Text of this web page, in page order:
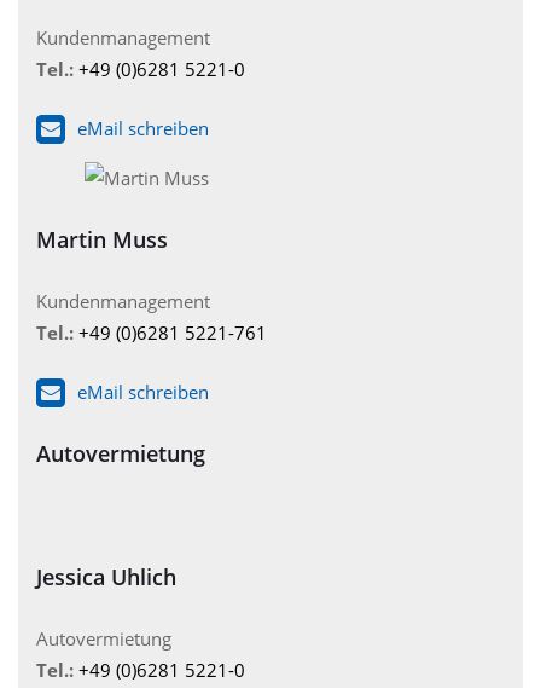
Kundenmanagement
Tel.: +49 (0)6281 5221-0
eMail schreiben
Martin Muss
Kundenmanagement
Tel.: +49 (0)6281 5221-761
eMail schreiben
Autovermietung
Jessica Uhlich
Autovermietung
Tel.: +49 (0)6281 5221-0